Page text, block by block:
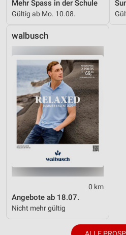
Mehr Spass in der Schule
Gültig ab Mo. 10.08.
walbusch
0 km
Angebote ab 18.07.
Nicht mehr gültig
ALLE
Notwendig
Funktional
Werbung